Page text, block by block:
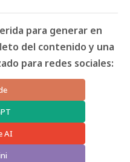
para generar en
del contenido y una
para redes sociales:
AI